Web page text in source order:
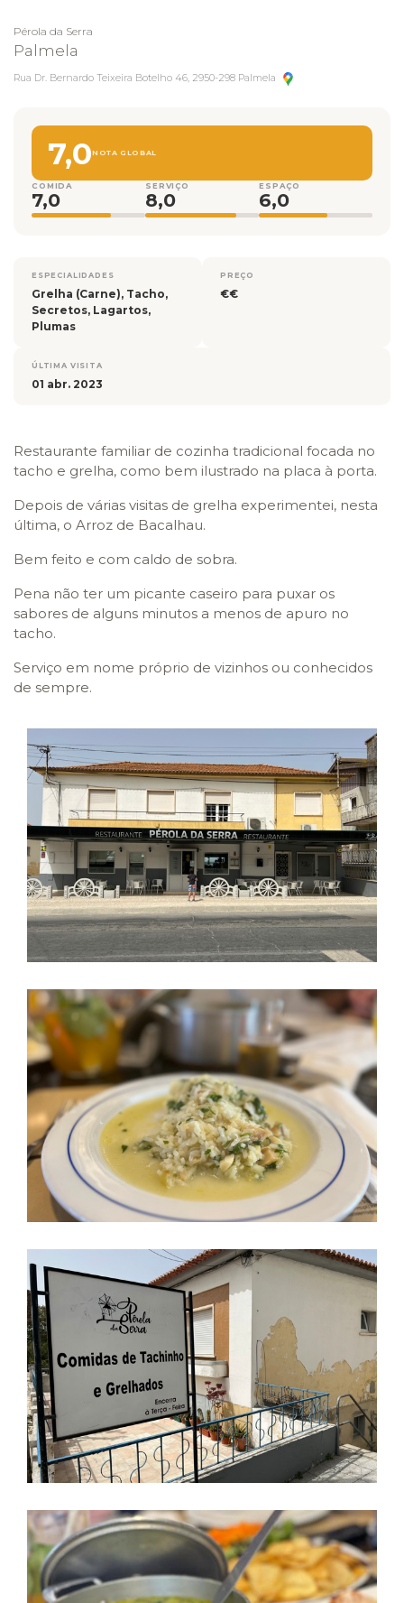
Pérola da Serra
Palmela
Rua Dr. Bernardo Teixeira Botelho 46, 2950-298 Palmela
7,0NOTA GLOBAL
COMIDA
7,0
SERVIÇO
8,0
ESPAÇO
6,0
ESPECIALIDADES
Grelha (Carne), Tacho,
Secretos, Lagartos,
Plumas
PREÇO
€€
ÚLTIMA VISITA
01 abr. 2023
Restaurante familiar de cozinha tradicional focada no
tacho e grelha, como bem ilustrado na placa à porta.
Depois de várias visitas de grelha experimentei, nesta
última, o Arroz de Bacalhau.
Bem feito e com caldo de sobra.
Pena não ter um picante caseiro para puxar os
sabores de alguns minutos a menos de apuro no
tacho.
Serviço em nome próprio de vizinhos ou conhecidos
de sempre.